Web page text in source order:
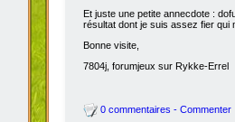
Et juste une petite annecdote :
résultat dont je suis assez fier qui
Bonne visite,
7804j, forumjeux sur Rykke-Errel
0 commentaires - Commenter